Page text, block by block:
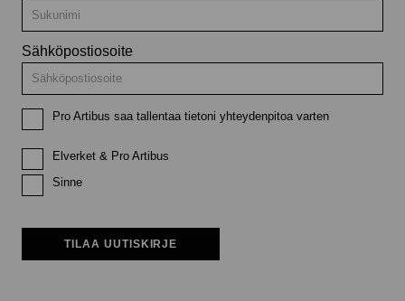
Sähköpostiosoite
Pro Artibus saa tallentaa tietoni yhteydenpitoa varten
Elverket & Pro Artibus
Sinne
TILAA UUTISKIRJE